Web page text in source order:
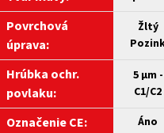
Povrchová
úprava:
Žltý
Hrúbka ochr.
povlaku:
5 µm -
C1/C2
Označenie CE: Áno